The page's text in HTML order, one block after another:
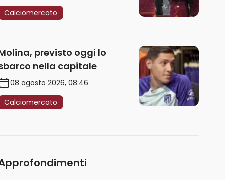
Calciomercato
previsto oggi lo
nella capitale
08 agosto 2026, 08:46
Calciomercato